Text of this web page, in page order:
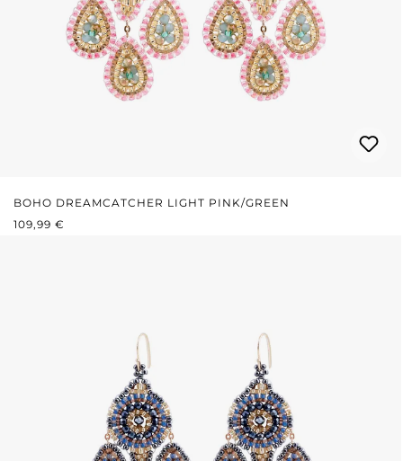
BOHO DREAMCATCHER LIGHT PINK/GREEN
REGULÄRER PREIS:
109,99 €